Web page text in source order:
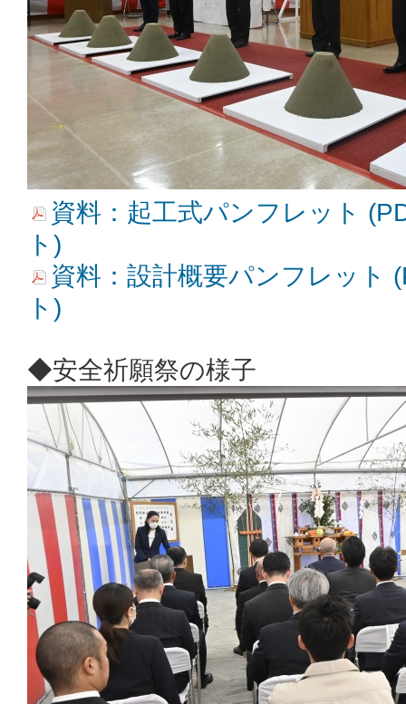
資料：起工式パンフレット
ト)
資料：設計概要パンフレット
ト)
◆安全祈願祭の様子